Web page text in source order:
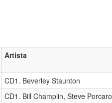
Artista
CD1. Beverley Staunton
CD1. Bill Champlin, Steve Porcaro